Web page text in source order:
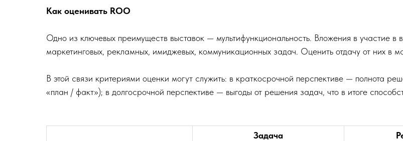
Как оценивать ROO
Одно из ключевых преимуществ выставок — мультифункциональность. Вложения в участие в
маркетинговых, рекламных, имиджевых, коммуникационных задач. Оценить отдачу от них в
В этой связи критериями оценки могут служить: в краткосрочной перспективе — полнота
«план / факт»); в долгосрочной перспективе — выгоды от решения задач, что в итоге
Задача